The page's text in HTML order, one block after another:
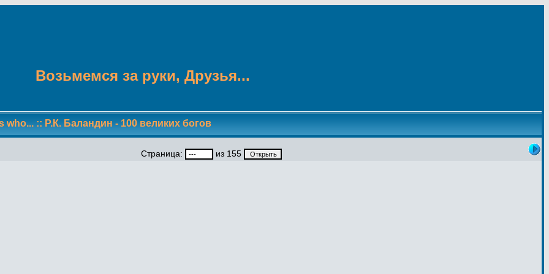
Возьмемся за руки, Друзья...
who... :: Р.К. Баландин - 100 великих богов
Страница: из 155